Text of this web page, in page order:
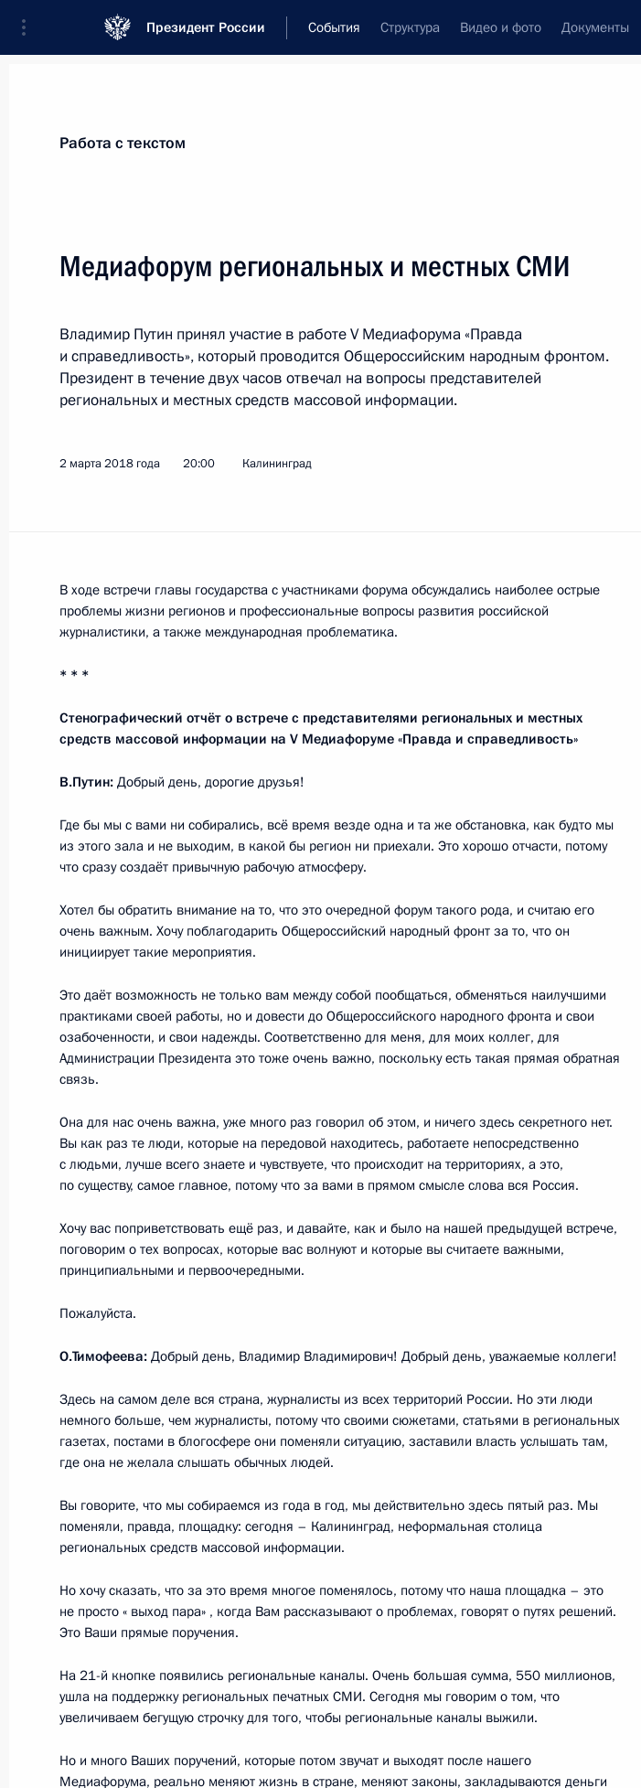
Президент России События Структура Видео и фото Документы
Новости
Послания Федеральному Собранию
Совещания, заседания, рабочие встречи
Речи и обращения
Пресс-конференции
Статьи
Встреча с Советом законодателей
27 апреля 2018 года, 16:00 Санкт-Петербург
Заседание Совета Безопасности
5 апреля 2018 года, четверг
5 апреля 2018 года, 15:30 Москва, Кремль
23 марта 2018 года, пятница
Обращение к гражданам России
16 марта 2018 года, пятница
Обращение Президента к гражданам России
16 марта 2018 года, 09:00
Заседание коллегии Федеральной службы безопасности
2 марта 2018 года, пятница
Медиафорум региональных и местных СМИ
2 марта 2018 года, 20:00 Калининград
1 марта 2018 года, четверг
1 марта 2018 года, 14:00 Москва
30 января 2018 года, вторник
Работа с текстом
Медиафорум региональных и местных СМИ
Владимир Путин принял участие в работе V Медиафорума «Правда
и справедливость», который проводится Общероссийским народным фронтом.
Президент в течение двух часов отвечал на вопросы представителей
региональных и местных средств массовой информации.
2 марта 2018 года 20:00 Калининград
В ходе встречи главы государства с участниками форума обсуждались наиболее острые
проблемы жизни регионов и профессиональные вопросы развития российской
журналистики, а также международная проблематика.
* * *
Стенографический отчёт о встрече с представителями региональных и местных
средств массовой информации на V Медиафоруме «Правда и справедливость»
В.Путин: Добрый день, дорогие друзья!
Где бы мы с вами ни собирались, всё время везде одна и та же обстановка, как будто мы
из этого зала и не выходим, в какой бы регион ни приехали. Это хорошо отчасти, потому
что сразу создаёт привычную рабочую атмосферу.
Хотел бы обратить внимание на то, что это очередной форум такого рода, и считаю его
очень важным. Хочу поблагодарить Общероссийский народный фронт за то, что он
инициирует такие мероприятия.
Это даёт возможность не только вам между собой пообщаться, обменяться наилучшими
практиками своей работы, но и довести до Общероссийского народного фронта и свои
озабоченности, и свои надежды. Соответственно для меня, для моих коллег, для
Администрации Президента это тоже очень важно, поскольку есть такая прямая обратная
связь.
Она для нас очень важна, уже много раз говорил об этом, и ничего здесь секретного нет.
Вы как раз те люди, которые на передовой находитесь, работаете непосредственно
с людьми, лучше всего знаете и чувствуете, что происходит на территориях, а это,
по существу, самое главное, потому что за вами в прямом смысле слова вся Россия.
Хочу вас поприветствовать ещё раз, и давайте, как и было на нашей предыдущей встрече,
поговорим о тех вопросах, которые вас волнуют и которые вы считаете важными,
принципиальными и первоочередными.
Пожалуйста.
О.Тимофеева: Добрый день, Владимир Владимирович! Добрый день, уважаемые коллеги!
Здесь на самом деле вся страна, журналисты из всех территорий России. Но эти люди
немного больше, чем журналисты, потому что своими сюжетами, статьями в региональных
газетах, постами в блогосфере они поменяли ситуацию, заставили власть услышать там,
где она не желала слышать обычных людей.
Вы говорите, что мы собираемся из года в год, мы действительно здесь пятый раз. Мы
поменяли, правда, площадку: сегодня – Калининград, неформальная столица
региональных средств массовой информации.
Но хочу сказать, что за это время многое поменялось, потому что наша площадка – это
не просто « выход пара» , когда Вам рассказывают о проблемах, говорят о путях решений.
Это Ваши прямые поручения.
На 21-й кнопке появились региональные каналы. Очень большая сумма, 550 миллионов,
ушла на поддержку региональных печатных СМИ. Сегодня мы говорим о том, что
увеличиваем бегущую строчку для того, чтобы региональные каналы выжили.
Но и много Ваших поручений, которые потом звучат и выходят после нашего
Медиафорума, реально меняют жизнь в стране, меняют законы, закладываются деньги